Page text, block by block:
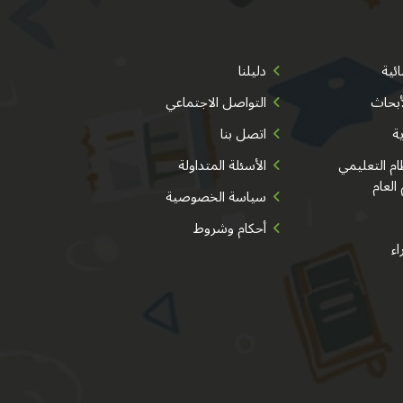
التعليمي
دليلنا
التواصل الاجتماعي
اتصل بنا
الأسئلة المتداولة
سياسة الخصوصية
أحكام وشروط